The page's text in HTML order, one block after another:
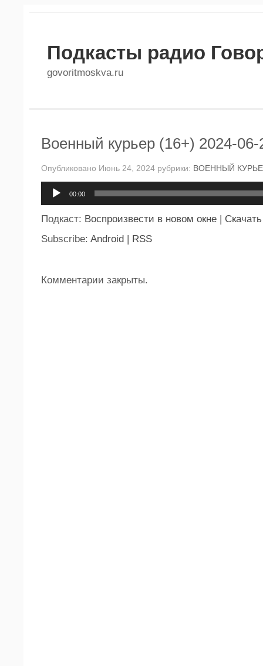
Подкасты радио
govoritmoskva.ru
Военный курьер (16+) 2024-06-
Опубликовано Июнь 24, 2024 рубрики: ВОЕННЫЙ
00:00
Подкаст: Воспроизвести в новом окне | Скачать
Subscribe: Android | RSS
Комментарии закрыты.